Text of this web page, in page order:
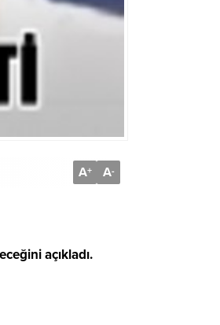
A+ A-
açıkladı.